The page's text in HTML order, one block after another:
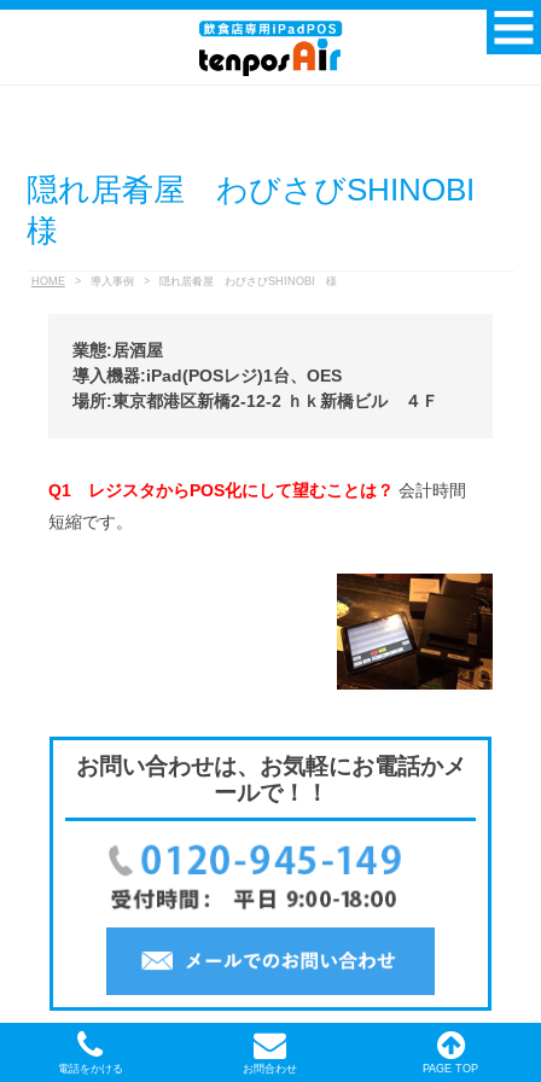
隠れ居肴屋 わびさびSHINOBI
様
HOME > 導入事例 > 隠れ居肴屋 わびさびSHINOBI 様
業態:居酒屋
導入機器:iPad(POSレジ)1台、OES
場所:東京都港区新橋2-12-2 ｈｋ新橋ビル ４Ｆ
Q1 レジスタからPOS化にして望むことは？ 会計時間
短縮です。
お問い合わせは、お気軽にお電話かメ
ールで！！
Copyright (c) 2015 Tenpos Air. All Rights Reserved.
電話をかける お問合わせ PAGE TOP